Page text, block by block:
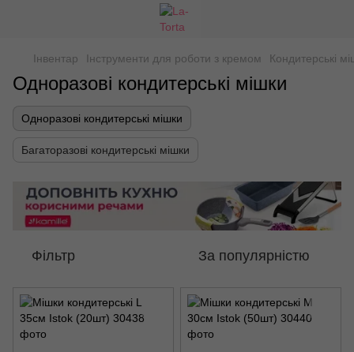
Інвентар Інструменти для роботи з кремом Кондитерські
Одноразові кондитерські мішки
Одноразові кондитерські мішки
Багаторазові кондитерські мішки
Фільтр За популярністю